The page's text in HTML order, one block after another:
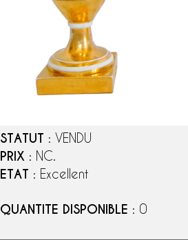
STATUT : VENDU
PRIX : NC.
ETAT : Excellent
QUANTITE DISPONIBLE : 0